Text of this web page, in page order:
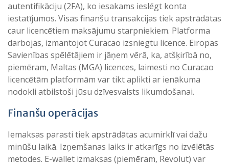
autentifikāciju (2FA), ko iesakams ieslēgt konta
iestatījumos. Visas finanšu transakcijas tiek apstrādātas
caur licencētiem maksājumu starpniekiem. Platforma
darbojas, izmantojot Curacao izsniegtu licence. Eiropas
Savienības spēlētājiem ir jāņem vērā, ka, atšķirībā no,
piemēram, Maltas (MGA) licences, laimesti no Curacao
licencētām platformām var tikt aplikti ar ienākuma
nodokli atbilstoši jūsu dzīvesvalsts likumdošanai.
Finanšu operācijas
Iemaksas parasti tiek apstrādātas acumirklī vai dažu
minūšu laikā. Izņemšanas laiks ir atkarīgs no izvēlētās
metodes. E-wallet izmaksas (piemēram, Revolut) var